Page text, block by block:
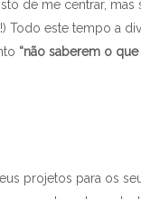
de me centrar, mas
Todo este tempo a
“não saberem o
projetos para os